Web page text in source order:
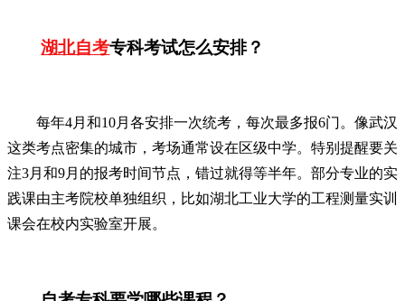
湖北自考专科考试怎么安排？
每年4月和10月各安排一次统考，每次最多报6门。像武汉
这类考点密集的城市，考场通常设在区级中学。特别提醒要关
注3月和9月的报考时间节点，错过就得等半年。部分专业的实
践课由主考院校单独组织，比如湖北工业大学的工程测量实训
课会在校内实验室开展。